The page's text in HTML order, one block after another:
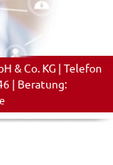
& Co. KG | Telefon
| Beratung: